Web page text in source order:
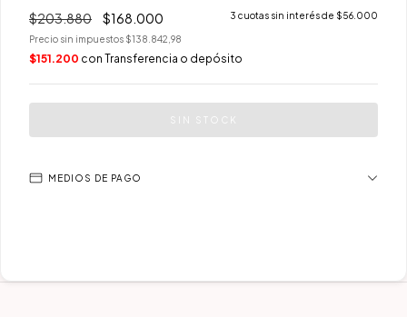
$203.880 $168.000 3 cuotas sin interés de $56.000
Precio sin impuestos $138.842,98
$151.200 con Transferencia o depósito
MEDIOS DE PAGO